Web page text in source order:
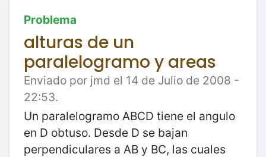
Problema
alturas de un
paralelogramo y areas
Enviado por jmd el 14 de Julio de 2008 -
22:53.
Un paralelogramo ABCD tiene el angulo
en D obtuso. Desde D se bajan
perpendiculares a AB y BC, las cuales